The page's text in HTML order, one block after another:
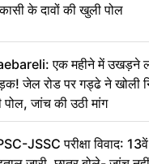
के दावों की खुली पोल
एक महीने में उखड़ने
जेल रोड पर गड्ढे ने खोली
पोल, जांच की उठी मांग
JSSC परीक्षा विवाद: